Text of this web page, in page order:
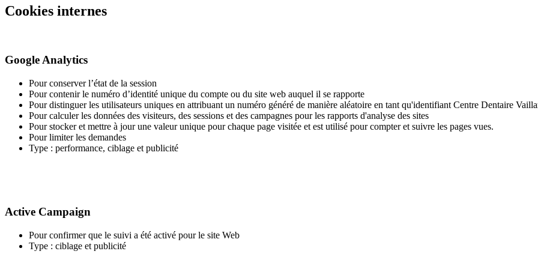
Cookies internes
Google Analytics
Pour conserver l’état de la session
Pour contenir le numéro d’identité unique du compte ou du site web auquel il se rapporte
Pour distinguer les utilisateurs uniques en attribuant un numéro généré de manière aléatoire en tant qu'identifiant Centre Dentaire
Pour calculer les données des visiteurs, des sessions et des campagnes pour les rapports d'analyse des sites
Pour stocker et mettre à jour une valeur unique pour chaque page visitée et est utilisé pour compter et suivre les pages vues.
Pour limiter les demandes
Type : performance, ciblage et publicité
Active Campaign
Pour confirmer que le suivi a été activé pour le site Web
Type : ciblage et publicité